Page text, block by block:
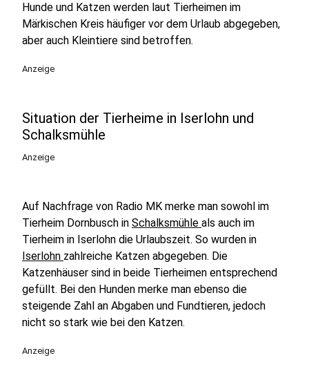
Hunde und Katzen werden laut Tierheimen im
Märkischen Kreis häufiger vor dem Urlaub abgegeben,
aber auch Kleintiere sind betroffen.
Anzeige
Situation der Tierheime in Iserlohn und
Schalksmühle
Anzeige
Auf Nachfrage von Radio MK merke man sowohl im
Tierheim Dornbusch in Schalksmühle als auch im
Tierheim in Iserlohn die Urlaubszeit. So wurden in
Iserlohn zahlreiche Katzen abgegeben. Die
Katzenhäuser sind in beide Tierheimen entsprechend
gefüllt. Bei den Hunden merke man ebenso die
steigende Zahl an Abgaben und Fundtieren, jedoch
nicht so stark wie bei den Katzen.
Anzeige